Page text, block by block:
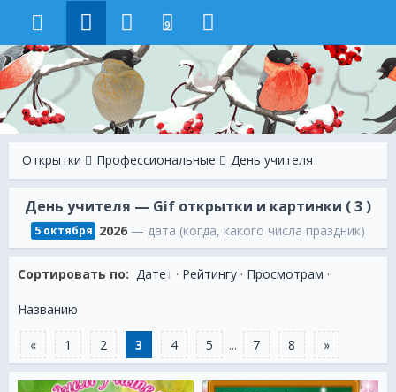
9
Открытки Профессиональные День учителя
День учителя — Gif открытки и картинки ( 3 )
5 октября 2026 — дата (когда, какого числа праздник)
Сортировать по: Дате · Рейтингу · Просмотрам ·
Названию
« 1 2 3 4 5 ... 7 8 »